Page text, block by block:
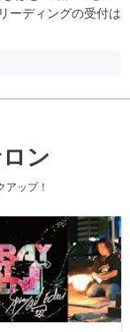
ーディングの受付は
ン
ップ！